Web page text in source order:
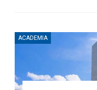
ACADEMIA